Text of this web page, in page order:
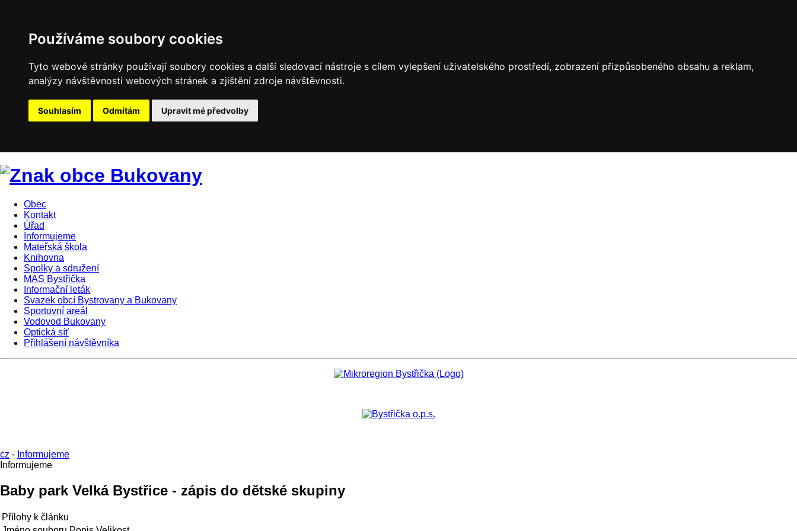
Používáme soubory cookies
Tyto webové stránky používají soubory cookies a další sledovací nástroje s cílem vylepšení uživatelského prostředí, zobrazení přizpůsobeného obsahu a reklam,
analýzy návštěvnosti webových stránek a zjištění zdroje návštěvnosti.
Souhlasím Odmítám Upravit mé předvolby
Obec
Kontakt
Úřad
Informujeme
Mateřská škola
Knihovna
Spolky a sdružení
MAS Bystřička
Informační leták
Svazek obcí Bystrovany a Bukovany
Sportovní areál
Vodovod Bukovany
Optická síť
Přihlášení návštěvníka
cz - Informujeme
Informujeme
Baby park Velká Bystřice - zápis do dětské skupiny
Přílohy k článku